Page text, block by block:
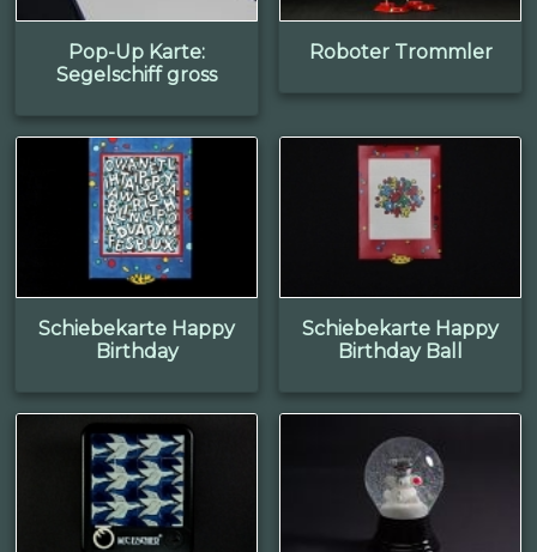
Pop-Up Karte:
Segelschiff gross
Roboter Trommler
Schiebekarte Happy
Birthday
Schiebekarte Happy
Birthday Ball